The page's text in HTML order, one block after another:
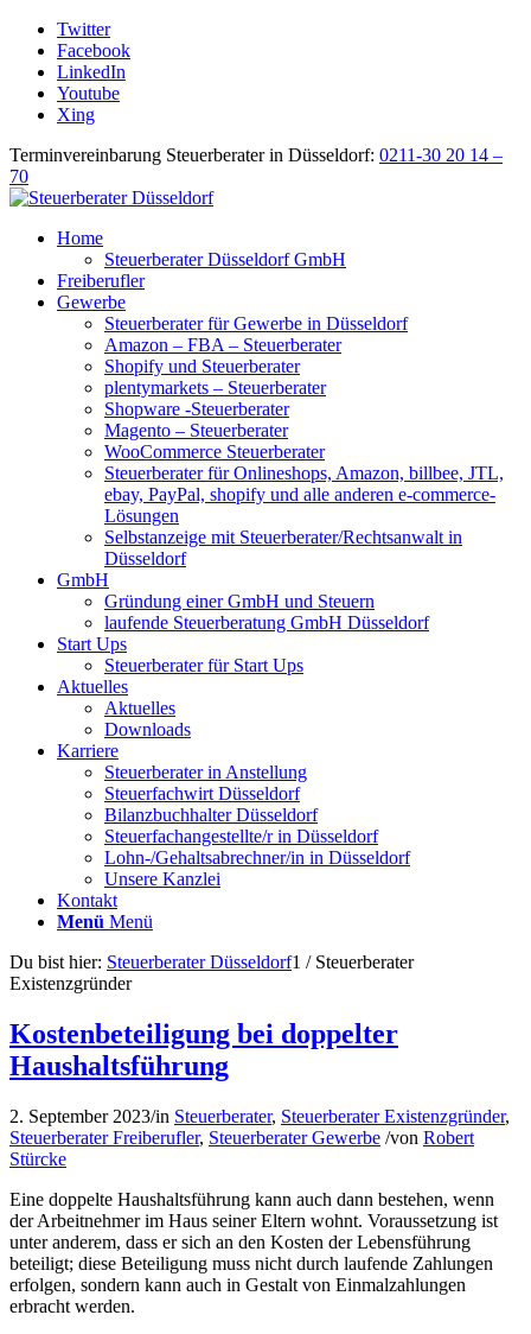
Twitter
Facebook
LinkedIn
Youtube
Xing
Terminvereinbarung Steuerberater in Düsseldorf: 0211-30 20 14 –
70
Home
Steuerberater Düsseldorf GmbH
Freiberufler
Gewerbe
Steuerberater für Gewerbe in Düsseldorf
Amazon – FBA – Steuerberater
Shopify und Steuerberater
plentymarkets – Steuerberater
Shopware -Steuerberater
Magento – Steuerberater
WooCommerce Steuerberater
Steuerberater für Onlineshops, Amazon, billbee, JTL,
ebay, PayPal, shopify und alle anderen e-commerce-
Lösungen
Selbstanzeige mit Steuerberater/Rechtsanwalt in
Düsseldorf
GmbH
Gründung einer GmbH und Steuern
laufende Steuerberatung GmbH Düsseldorf
Start Ups
Steuerberater für Start Ups
Aktuelles
Aktuelles
Downloads
Karriere
Steuerberater in Anstellung
Steuerfachwirt Düsseldorf
Bilanzbuchhalter Düsseldorf
Steuerfachangestellte/r in Düsseldorf
Lohn-/Gehaltsabrechner/in in Düsseldorf
Unsere Kanzlei
Kontakt
Menü Menü
Du bist hier: Steuerberater Düsseldorf1 / Steuerberater
Existenzgründer
Kostenbeteiligung bei doppelter
Haushaltsführung
2. September 2023/in Steuerberater, Steuerberater Existenzgründer,
Steuerberater Freiberufler, Steuerberater Gewerbe /von Robert
Stürcke
Eine doppelte Haushaltsführung kann auch dann bestehen, wenn
der Arbeitnehmer im Haus seiner Eltern wohnt. Voraussetzung ist
unter anderem, dass er sich an den Kosten der Lebensführung
beteiligt; diese Beteiligung muss nicht durch laufende Zahlungen
erfolgen, sondern kann auch in Gestalt von Einmalzahlungen
erbracht werden.